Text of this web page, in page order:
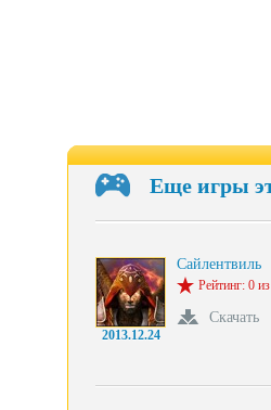
Еще игры
2013.12.24
Сайлентвиль
Рейтинг: 0
Скачать